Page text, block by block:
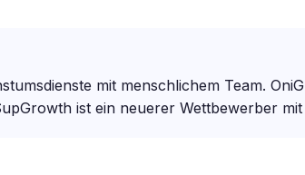
mit menschlichem Team.
ist ein neuerer Wettbewerber